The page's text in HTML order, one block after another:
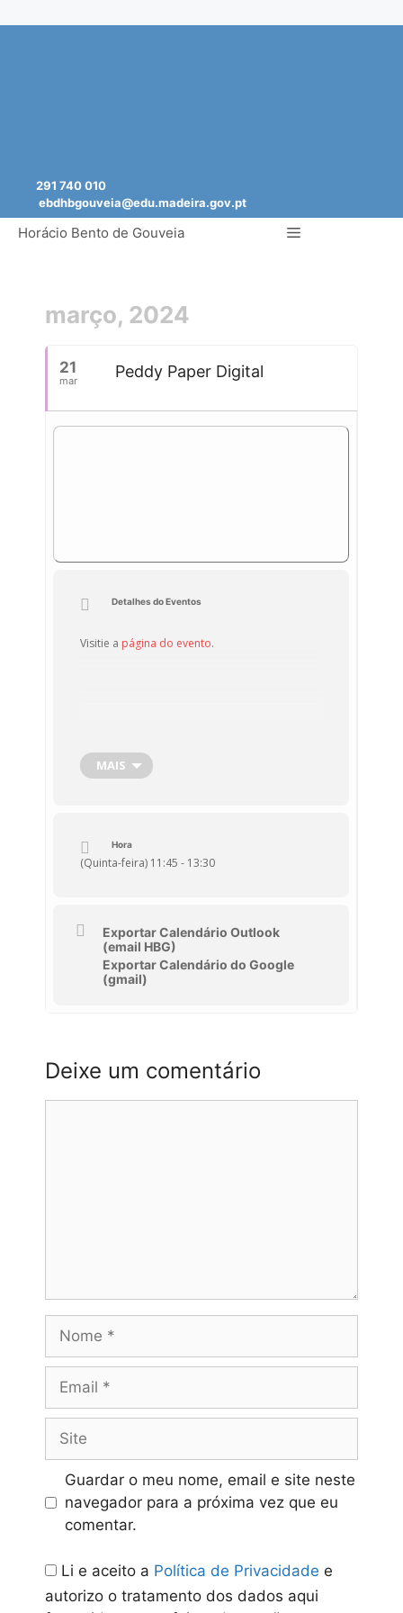
291 740 010
ebdhbgouveia@edu.madeira.gov.pt
Horácio Bento de Gouveia Menu
março, 2024
21
mar Peddy Paper Digital
Detalhes do Eventos
Visitie a página do evento.
MAIS
Hora
(Quinta-feira) 11:45 - 13:30
Exportar Calendário Outlook
(email HBG)
Exportar Calendário do Google
(gmail)
Deixe um comentário
Nome
Email
Site
Guardar o meu nome, email e site neste
navegador para a próxima vez que eu
comentar.
Li e aceito a Política de Privacidade e
autorizo o tratamento dos dados aqui